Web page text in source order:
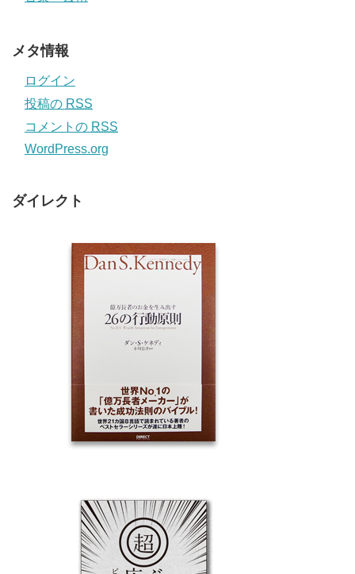
メタ情報
ログイン
投稿の RSS
コメントの RSS
WordPress.org
ダイレクト